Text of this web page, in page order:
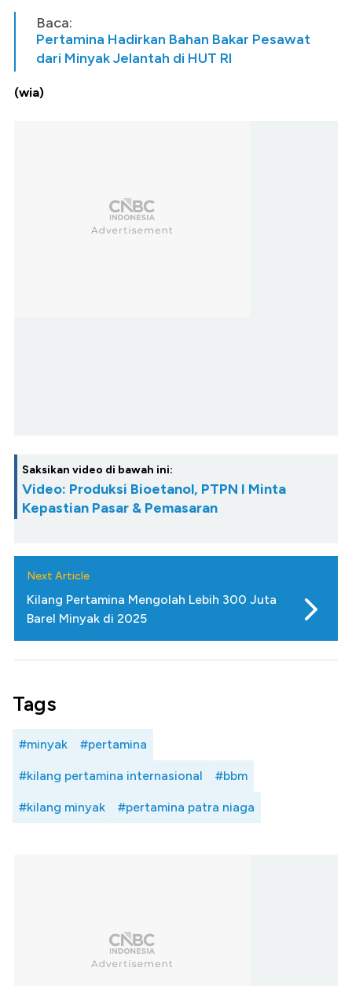
Baca:
Pertamina Hadirkan Bahan Bakar Pesawat
dari Minyak Jelantah di HUT RI
(wia)
Saksikan video di bawah ini:
Video: Produksi Bioetanol, PTPN I Minta
Kepastian Pasar & Pemasaran
Next Article
Kilang Pertamina Mengolah Lebih 300 Juta
Barel Minyak di 2025
Tags
#minyak #pertamina
#kilang pertamina internasional #bbm
#kilang minyak #pertamina patra niaga